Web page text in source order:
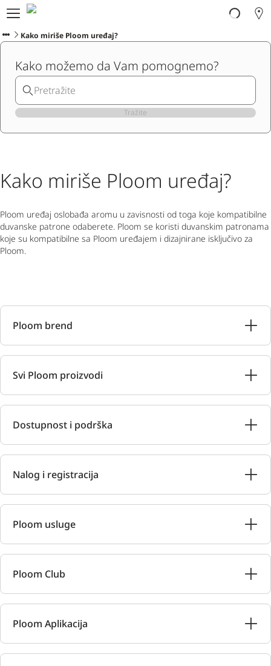
Ploom svijet
Proizvodi
Korisnička podrška
Program zamjene
Ibiza
CRNOGORSKI
Kako miriše Ploom uređaj?
Kako možemo da Vam pomognemo?
Tražite
Kako miriše Ploom uređaj?
Ploom uređaj oslobađa aromu u zavisnosti od toga koje kompatibilne
duvanske patrone odaberete. Ploom se koristi duvanskim patronama
koje su kompatibilne sa Ploom uređajem i dizajnirane isključivo za
Ploom.
Ploom brend
Svi Ploom proizvodi
Dostupnost i podrška
Nalog i registracija
Ploom usluge
Ploom Club
Ploom Aplikacija